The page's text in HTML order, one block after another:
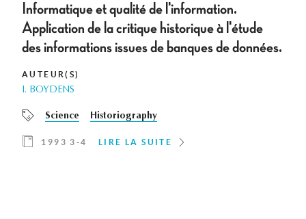
Informatique et qualité de l'information.
Application de la critique historique à l'étude
des informations issues de banques de données.
AUTEUR(S)
I. BOYDENS
Science Historiography
1993 3-4 LIRE LA SUITE